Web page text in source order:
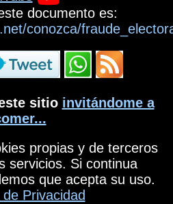
documento es:
conozca/
sitio invitándome a
propias y de terceros
servicios. Si continua
que acepta su uso.
Privacidad